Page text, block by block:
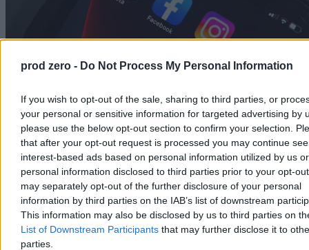
prod zero - Do Not Process My Personal Information
If you wish to opt-out of the sale, sharing to third parties, or
your personal or sensitive information for targeted advertising by
please use the below opt-out section to confirm your selection.
that after your opt-out request is processed you may continue
interest-based ads based on personal information utilized by us or
personal information disclosed to third parties prior to your opt-
may separately opt-out of the further disclosure of your personal
information by third parties on the IAB’s list of downstream
This information may also be disclosed by us to third parties on
List of Downstream Participants that may further disclose it to
parties.
Meta, Facebook, Instagram (fot. Shutterstock)
Stworzenie platformy (czy mechanizmów platformy), która
wywołuje zamieszki i zaognia przemoc nie jest tym samym, co
zrzucenie bomby na miasto. Celem nie jest zabicie ludzi, celem jest
zarobienie pieniędzy.
Ofiary pojawiają się przy okazji.
Podobnie
jak celem przemysłu tytoniowego nie jest powodowanie raka. Tutaj
ofiary także pojawiają się „przy okazji”. Ale w obydwu
przypadkach zarządy firm miały i wciąż mają pełną świadomość
tego fatalnego w skutkach mechanizmu, a jednak z niego nie
rezygnują.